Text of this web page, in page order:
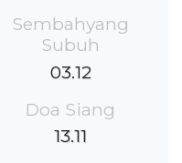
Sembahyang
Subuh
03.12
Doa Siang
13.11